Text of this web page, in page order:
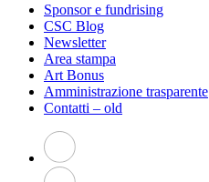
Sponsor e fundrising
CSC Blog
Newsletter
Area stampa
Art Bonus
Amministrazione trasparente
Contatti – old